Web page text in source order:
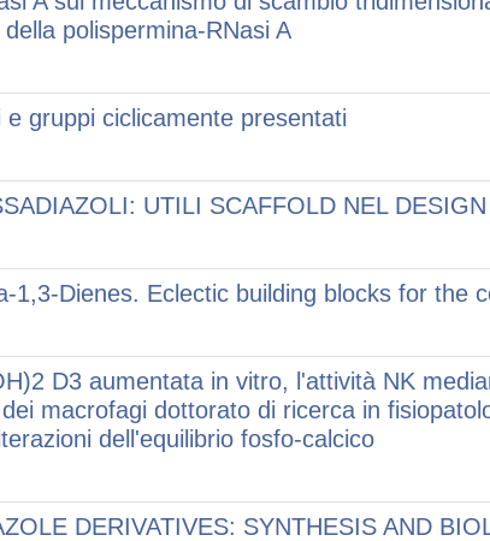
della polispermina-RNasi A
e gruppi ciclicamente presentati
UTILI SCAFFOLD NEL
1,3-Dienes. Eclectic building blocks for the
D3 aumentata in vitro, l'attività NK
macrofagi dottorato di ricerca in
dell'equilibrio fosfo-calcico
DERIVATIVES: SYNTHESIS AND